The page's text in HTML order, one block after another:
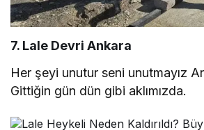
7. Lale Devri Ankara
Her şeyi unutur seni unutmayız
Gittiğin gün dün gibi aklımızda.